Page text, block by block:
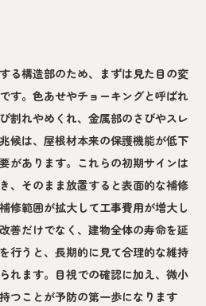
る構造部のため、まずは見た目の変
す。色あせやチョーキングと呼ばれ
割れやめくれ、金属部のさびやスレ
候は、屋根材本来の保護機能が低下
があります。これらの初期サインは
、そのまま放置すると表面的な補修
修範囲が拡大して工事費用が増大し
善だけでなく、建物全体の寿命を延
行うと、長期的に見て合理的な維持
れます。目視での確認に加え、微小
つことが予防の第一歩になります